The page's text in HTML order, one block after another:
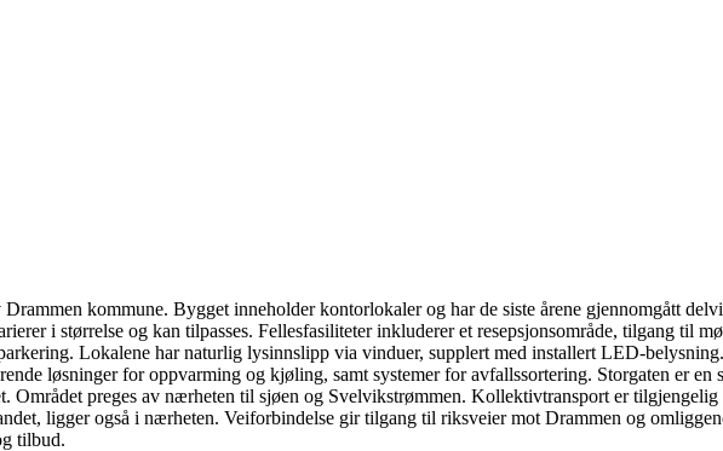
kommune. Bygget inneholder kontorlokaler og har de siste årene gjennomgått
i størrelse og kan tilpasses. Fellesfasiliteter inkluderer et resepsjonsområde, tilgang til
Lokalene har naturlig lysinnslipp via vinduer, supplert med installert LED-
løsninger for oppvarming og kjøling, samt systemer for avfallssortering. Storgaten er
preges av nærheten til sjøen og Svelvikstrømmen. Kollektivtransport er tilgjengelig
ligger også i nærheten. Veiforbindelse gir tilgang til riksveier mot Drammen og
tilbud.